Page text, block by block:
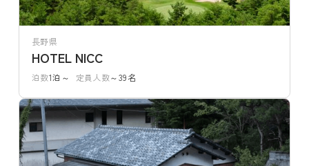
長野県
HOTEL NICC
泊数1泊～ 定員人数～39名